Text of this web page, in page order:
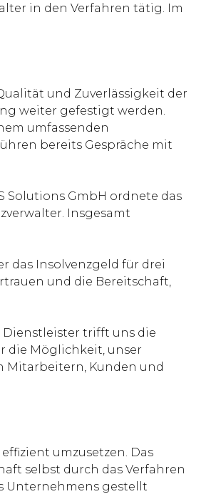
in den Verfahren tätig. Im
und Zuverlässigkeit der
weiter gefestigt werden.
umfassenden
bereits Gespräche mit
Solutions GmbH ordnete das
Insgesamt
das Insolvenzgeld für drei
und die Bereitschaft,
trifft uns die
die Möglichkeit, unser
Mitarbeitern, Kunden und
umzusetzen. Das
selbst durch das Verfahren
Unternehmens gestellt